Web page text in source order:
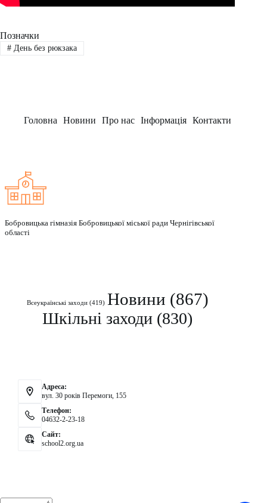
Позначки
#День без рюкзака
Головна Новини Про нас Інформація Контакти
Бобровицька гімназія Бобровицької міської ради Чернігівської
області
Всеукраїнські заходи(419) Новини (867)
Шкільні заходи (830)
Адреса:
вул. 30 років Перемоги, 155
Телефон:
04632-2-23-18
Сайт:
school2.org.ua